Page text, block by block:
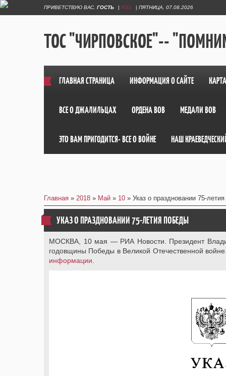
ПРИВЕТСТВУЮ ВАС ГОСТЬ | RSS | ПЯТНИЦА, 07.08.2026
ТОС "ЧИРПОВСКОЕ"--
ГЛАВНАЯ СТРАНИЦА ИНФОРМАЦИЯ О САЙТЕ
ВСЕ О ДЖАЛИЛЬЦАХ ОРДЕНА ВОВ МЕДАЛИ ВОВ
ЭТО ВАМ ПРИГОДИТСЯ- ВСЕ О ВОЙНЕ НАШ
Главная » 2018 » Май » 10 » Указ о праздновании 75-
УКАЗ О ПРАЗДНОВАНИИ 75-ЛЕТИЯ ПОБЕДЫ
МОСКВА, 10 мая — РИА Новости. Президент
годовщины Победы в Великой Отечественной
информации